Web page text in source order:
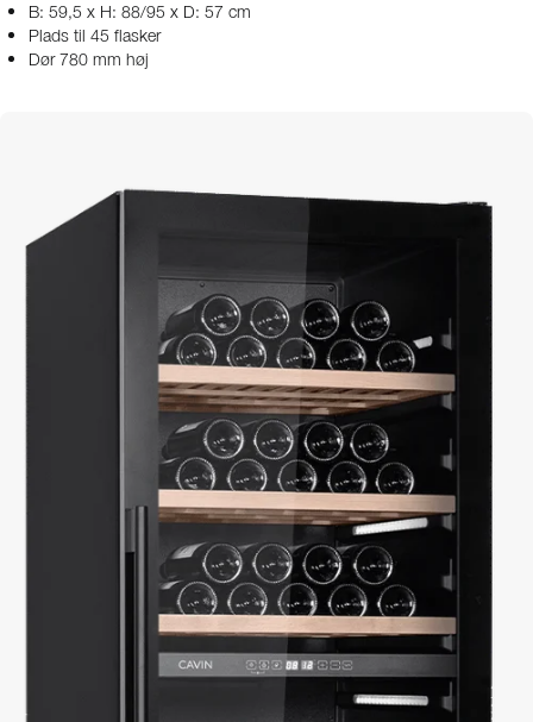
B: 59,5 x H: 88/95 x D: 57 cm
Plads til 45 flasker
Dør 780 mm høj